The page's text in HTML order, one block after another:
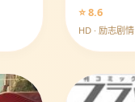
⭐ 8.6
HD · 励志剧情